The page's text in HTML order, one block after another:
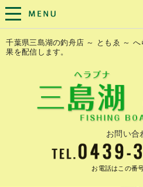
千葉県三島湖の釣舟店 ～ ともゑ ～
果を配信します。
お問い合
お電話はこの番